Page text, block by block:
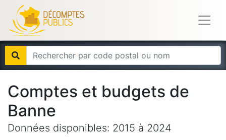
Comptes et budgets de
Banne
Données disponibles: 2015 à 2024